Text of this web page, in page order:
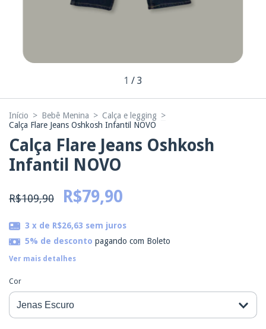
1 / 3
Início > Bebê Menina > Calça e legging >
Calça Flare Jeans Oshkosh Infantil NOVO
Calça Flare Jeans Oshkosh
Infantil NOVO
R$109,90 R$79,90
3 x de R$26,63 sem juros
5% de desconto pagando com Boleto
Ver mais detalhes
Cor